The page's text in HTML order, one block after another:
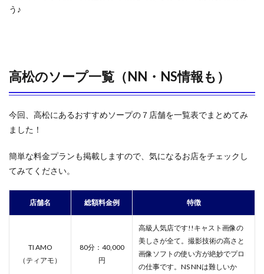
う♪
高松のソープ一覧（NN・NS情報も）
今回、高松にあるおすすめソープの７店舗を一覧表でまとめてみ
ました！
簡単な料金プランも掲載しますので、気になるお店をチェックし
てみてください。
店舗名 総額料金例 特徴
TI AMO
（ティアモ）
80分：40,000
円
高級人気店です!!キャスト画像の
美しさが全て。撮影技術の高さと
画像ソフトの使い方が絶妙でプロ
の仕事です。NS NNは難しいか